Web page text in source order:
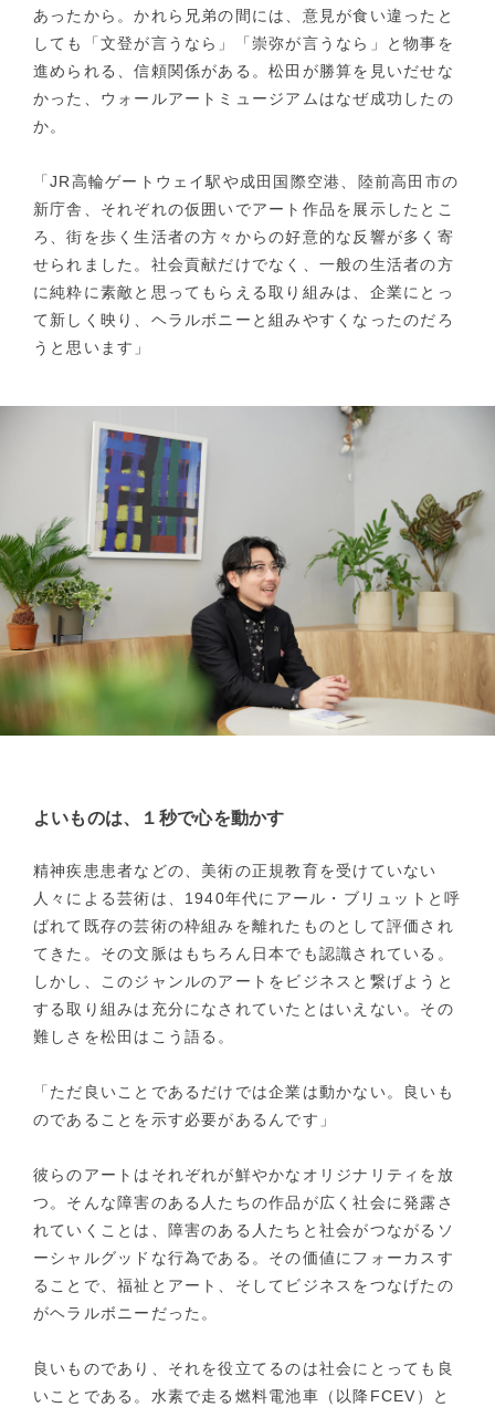
あったから。かれら兄弟の間には、意見が食い違ったと
しても「文登が言うなら」「崇弥が言うなら」と物事を
進められる、信頼関係がある。松田が勝算を見いだせな
かった、ウォールアートミュージアムはなぜ成功したの
か。
「JR高輪ゲートウェイ駅や成田国際空港、陸前高田市の
新庁舎、それぞれの仮囲いでアート作品を展示したとこ
ろ、街を歩く生活者の方々からの好意的な反響が多く寄
せられました。社会貢献だけでなく、一般の生活者の方
に純粋に素敵と思ってもらえる取り組みは、企業にとっ
て新しく映り、ヘラルボニーと組みやすくなったのだろ
うと思います」
よいものは、１秒で心を動かす
精神疾患患者などの、美術の正規教育を受けていない
人々による芸術は、1940年代にアール・ブリュットと呼
ばれて既存の芸術の枠組みを離れたものとして評価され
てきた。その文脈はもちろん日本でも認識されている。
しかし、このジャンルのアートをビジネスと繋げようと
する取り組みは充分になされていたとはいえない。その
難しさを松田はこう語る。
「ただ良いことであるだけでは企業は動かない。良いも
のであることを示す必要があるんです」
彼らのアートはそれぞれが鮮やかなオリジナリティを放
つ。そんな障害のある人たちの作品が広く社会に発露さ
れていくことは、障害のある人たちと社会がつながるソ
ーシャルグッドな行為である。その価値にフォーカスす
ることで、福祉とアート、そしてビジネスをつなげたの
がヘラルボニーだった。
良いものであり、それを役立てるのは社会にとっても良
いことである。水素で走る燃料電池車（以降FCEV）と